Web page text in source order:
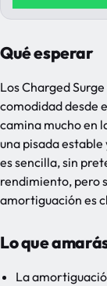
Qué esperar
Los Charged
comodidad desde
camina mucho en
una pisada estable
es sencilla, sin
rendimiento, pero
amortiguación es
Lo que
La